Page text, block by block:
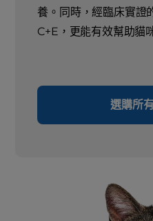
養。同時，經臨床實證
C+E，更能有效幫助貓
選購所